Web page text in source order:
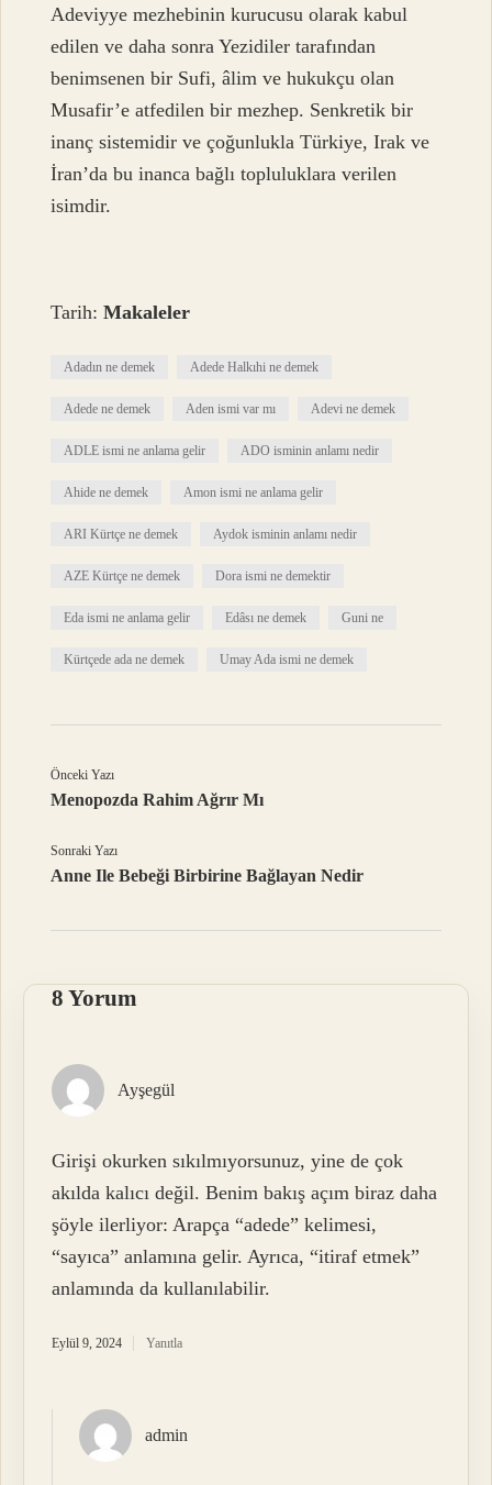
Adeviyye mezhebinin kurucusu olarak kabul
edilen ve daha sonra Yezidiler tarafından
benimsenen bir Sufi, âlim ve hukukçu olan
Musafir’e atfedilen bir mezhep. Senkretik bir
inanç sistemidir ve çoğunlukla Türkiye, Irak ve
İran’da bu inanca bağlı topluluklara verilen
isimdir.
Tarih:Makaleler
Adadın ne demek Adede Halkıhi ne demek
Adede ne demek Aden ismi var mı Adevi ne demek
ADLE ismi ne anlama gelir ADO isminin anlamı nedir
Ahide ne demek Amon ismi ne anlama gelir
ARI Kürtçe ne demek Aydok isminin anlamı nedir
AZE Kürtçe ne demek Dora ismi ne demektir
Eda ismi ne anlama gelir Edâsı ne demek Guni ne
Kürtçede ada ne demek Umay Ada ismi ne demek
Önceki Yazı
Menopozda Rahim Ağrır Mı
Sonraki Yazı
Anne Ile Bebeği Birbirine Bağlayan Nedir
8 Yorum
Ayşegül
Girişi okurken sıkılmıyorsunuz, yine de çok
akılda kalıcı değil. Benim bakış açım biraz daha
şöyle ilerliyor: Arapça “adede” kelimesi,
“sayıca” anlamına gelir. Ayrıca, “itiraf etmek”
anlamında da kullanılabilir.
Eylül 9, 2024 Yanıtla
admin